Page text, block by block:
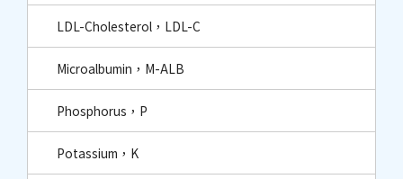
LDL-Cholesterol，LDL-C
Microalbumin，M-ALB
Phosphorus，P
Potassium，K